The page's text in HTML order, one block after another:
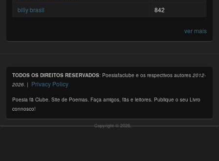
billy brasil
842
ver mais
TODOS OS DIREITOS RESERVADOS: Poesiafaclube e os respectivos autores2012-
2026. | Privacy Policy
Poesia fã Clube. Site de Poemas. Faça amigos, fãs e leitores. Publique o seu Livro
connosco!
Copyright © 2026,